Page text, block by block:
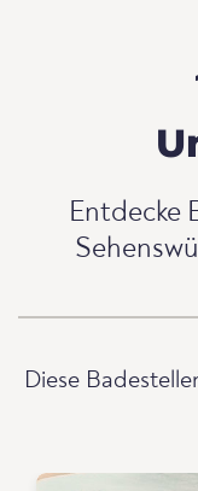
Entdecke
Diese